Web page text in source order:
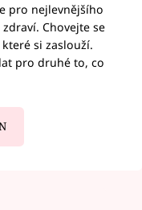
pro nejlevnějšího
Chovejte se
si zaslouží.
pro druhé to, co